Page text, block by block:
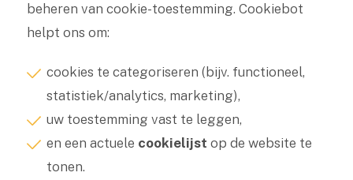
beheren van cookie-toestemming. Cookiebot
helpt ons om:
cookies te categoriseren (bijv. functioneel,
statistiek/analytics, marketing),
uw toestemming vast te leggen,
en een actuele cookielijst op de website te
tonen.